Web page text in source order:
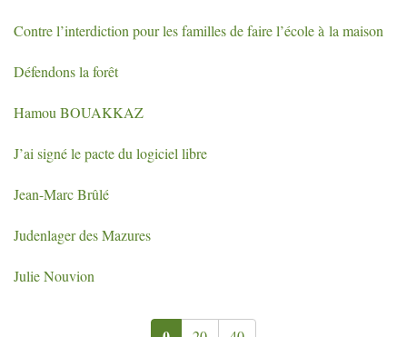
Contre l’interdiction pour les familles de faire l’école à la maison
Défendons la forêt
Hamou BOUAKKAZ
J’ai signé le pacte du logiciel libre
Jean-Marc Brûlé
Judenlager des Mazures
Julie Nouvion